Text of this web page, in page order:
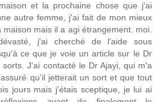
et la prochaine chose que j'ai
autre femme, j'ai fait de mon mieux
mais il a agi étrangement. moi.
j'ai cherché de l'aide sous
ce que je voie un article sur le Dr
J'ai contacté le Dr Ajayi, qui m'a
qu'il jetterait un sort et que tout
jours mais j'étais sceptique, je lui ai